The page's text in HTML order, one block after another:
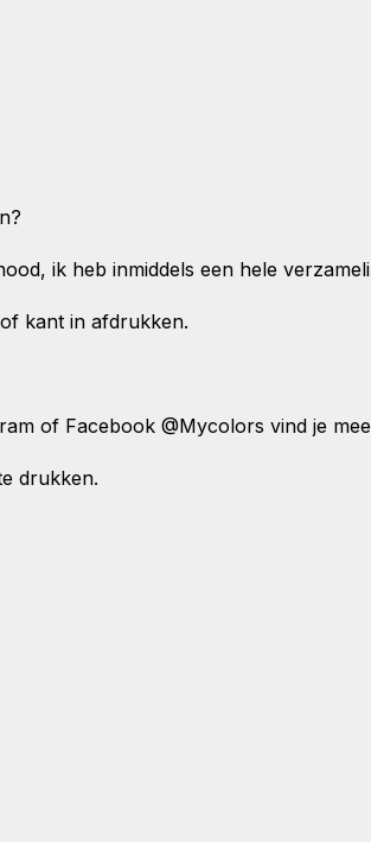
ik heb inmiddels een hele
kant in afdrukken.
of Facebook @Mycolors vind je
drukken.